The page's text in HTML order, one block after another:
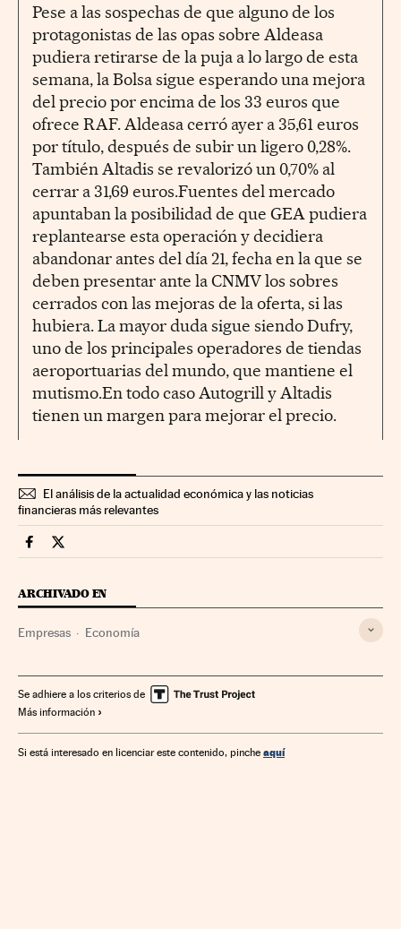
Pese a las sospechas de que alguno de los
protagonistas de las opas sobre Aldeasa
pudiera retirarse de la puja a lo largo de esta
semana, la Bolsa sigue esperando una mejora
del precio por encima de los 33 euros que
ofrece RAF. Aldeasa cerró ayer a 35,61 euros
por título, después de subir un ligero 0,28%.
También Altadis se revalorizó un 0,70% al
cerrar a 31,69 euros.Fuentes del mercado
apuntaban la posibilidad de que GEA pudiera
replantearse esta operación y decidiera
abandonar antes del día 21, fecha en la que se
deben presentar ante la CNMV los sobres
cerrados con las mejoras de la oferta, si las
hubiera. La mayor duda sigue siendo Dufry,
uno de los principales operadores de tiendas
aeroportuarias del mundo, que mantiene el
mutismo.En todo caso Autogrill y Altadis
tienen un margen para mejorar el precio.
El análisis de la actualidad económica y las noticias
financieras más relevantes
Companias Cinco Días en Facebook
Companias Cinco Días en Twitter
ARCHIVADO EN
Empresas Economía
Se adhiere a los criterios de
Más información
Si está interesado en licenciar este contenido, pinche aquí